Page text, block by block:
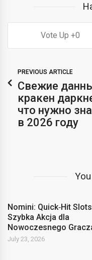
0
PREVIOUS ARTICLE
Свежие
кракен
что нужно
в 2026 году
Nomini: Quick‑Hit
Szybka Akcja dla
Nowoczesnego
July 23, 2026